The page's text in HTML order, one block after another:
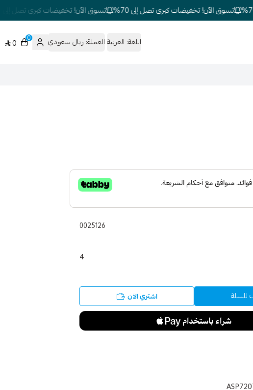
تسوق الآن! تخفيضات كبرى تصل إلى 70% تسوق الآن! تخفيضات كبرى تصل إلى 70%
اللغة: العربيةالعملة: ريال سعودي 0
0
0025126
4
اشتري الآن